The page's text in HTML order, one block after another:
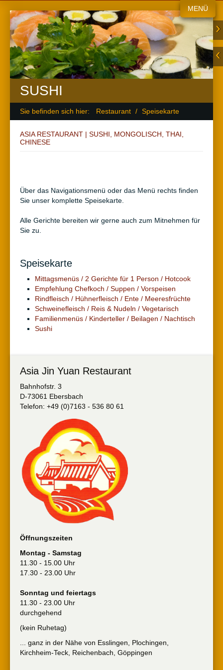
MENÜ
SUSHI
Sie befinden sich hier: Restaurant / Speisekarte
ASIA RESTAURANT | SUSHI, MONGOLISCH, THAI,
CHINESE
Über das Navigationsmenü oder das Menü rechts finden
Sie unser komplette Speisekarte.
Alle Gerichte bereiten wir gerne auch zum Mitnehmen für
Sie zu.
Speisekarte
Mittagsmenüs / 2 Gerichte für 1 Person / Hotcook
Empfehlung Chefkoch / Suppen / Vorspeisen
Rindfleisch / Hühnerfleisch / Ente / Meeresfrüchte
Schweinefleisch / Reis & Nudeln / Vegetarisch
Familienmenüs / Kinderteller / Beilagen / Nachtisch
Sushi
Asia Jin Yuan Restaurant
Bahnhofstr. 3
D-73061 Ebersbach
Telefon: +49 (0)7163 - 536 80 61
Öffnungszeiten
Montag - Samstag
11.30 - 15.00 Uhr
17.30 - 23.00 Uhr
Sonntag und feiertags
11.30 - 23.00 Uhr
durchgehend
(kein Ruhetag)
... ganz in der Nähe von Esslingen, Plochingen,
Kirchheim-Teck, Reichenbach, Göppingen